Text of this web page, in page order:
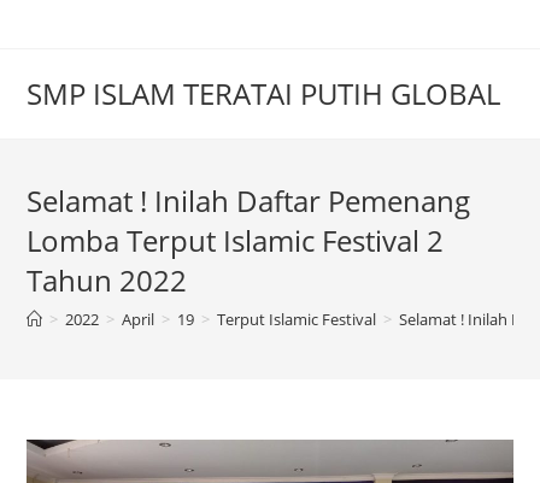
SMP ISLAM TERATAI PUTIH GLOBAL
Selamat ! Inilah Daftar Pemenang
Lomba Terput Islamic Festival 2
Tahun 2022
> 2022 > April > 19 > Terput Islamic Festival > Selamat ! Inilah